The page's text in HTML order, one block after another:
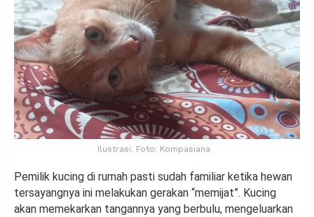
Ilustrasi. Foto: Kompasiana
Pemilik kucing di rumah pasti sudah familiar ketika hewan
tersayangnya ini melakukan gerakan “memijat”. Kucing
akan memekarkan tangannya yang berbulu, mengeluarkan